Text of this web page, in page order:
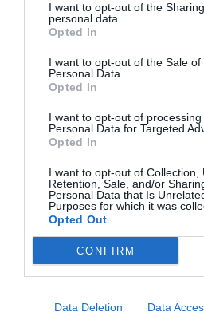
I want to opt-out of the
personal data.
Opted In
I want to opt-out of the Sale of
Personal Data.
Opted In
I want to opt-out of processing
Personal Data for Targeted
Opted In
I want to opt-out of Collection,
Retention, Sale, and/or
Personal Data that Is
Purposes for which it was
Opted Out
CONFIRM
Data Deletion Data
AfegirVIA Empresa
Google de forma
ACTIVAR ARA